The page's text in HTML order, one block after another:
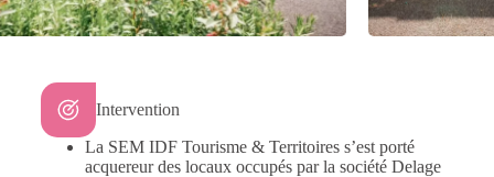
Intervention
La SEM IDF Tourisme & Territoires s’est porté
acquereur des locaux occupés par la société Delage